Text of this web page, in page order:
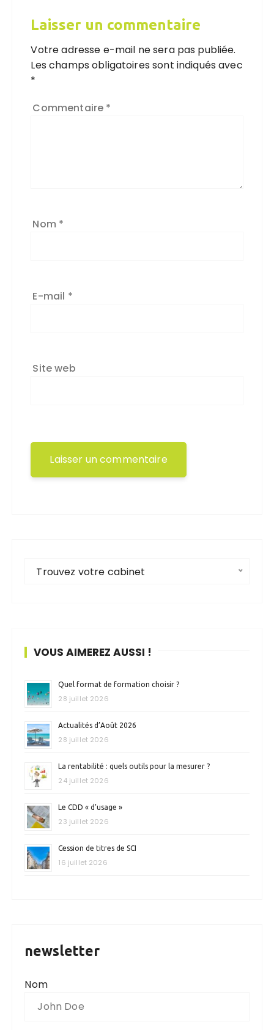
Laisser un commentaire
Votre adresse e-mail ne sera pas publiée.
Les champs obligatoires sont indiqués avec
*
Commentaire *
Nom *
E-mail *
Site web
Trouvez votre cabinet
VOUS AIMEREZ AUSSI !
Quel format de formation choisir ?
28 juillet 2026
Actualités d’Août 2026
28 juillet 2026
La rentabilité : quels outils pour la mesurer ?
24 juillet 2026
Le CDD « d’usage »
23 juillet 2026
Cession de titres de SCI
16 juillet 2026
newsletter
Nom